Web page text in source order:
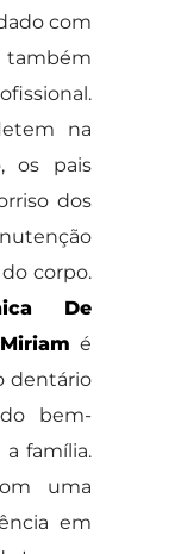
com
na
os pais
dos
corpo.
De
é
dentário
bem-
família.
uma
em